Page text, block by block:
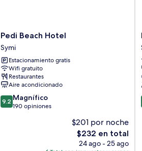
Pedi
Beach
Hotel
Symi
Pedi Beach Hotel
Symi
Estacionamiento gratis
Wifi gratuito
Restaurantes
Aire acondicionado
9.2
de
9.2 Magnífico
190 opiniones
$201 por noche
El
precio
$232 en total
24 ago - 25 ago